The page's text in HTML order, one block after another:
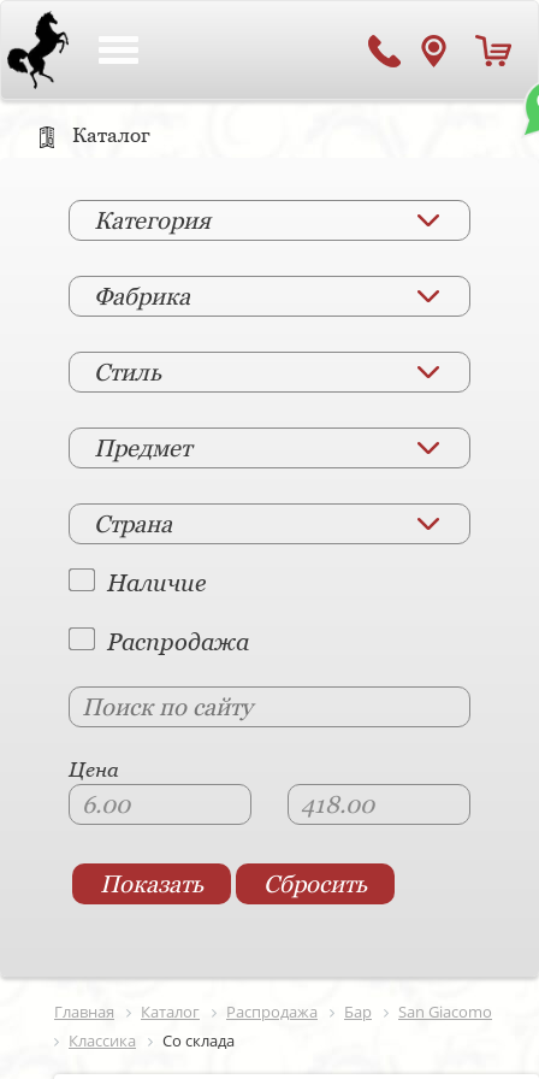
Каталог
Категория
Фабрика
Стиль
Предмет
Страна
Наличие
Распродажа
Цена
Главная Каталог Распродажа Бар
San Giacomo
Классика
Со склада